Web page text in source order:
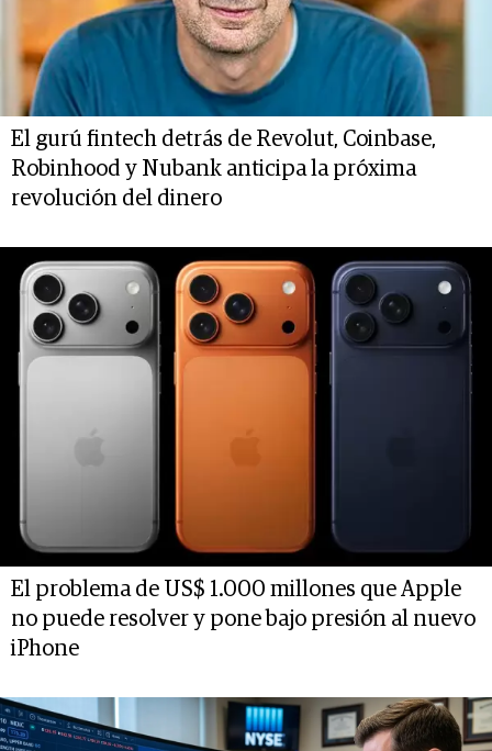
El gurú fintech detrás de Revolut, Coinbase,
Robinhood y Nubank anticipa la próxima
revolución del dinero
El problema de US$ 1.000 millones que Apple
no puede resolver y pone bajo presión al nuevo
iPhone